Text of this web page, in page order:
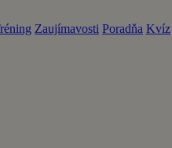
Zaujímavosti Poradňa Kvíz